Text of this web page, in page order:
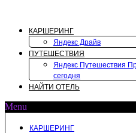
содержимому
КАРШЕРИНГ
Яндекс Драйв
ПУТЕШЕСТВИЯ
Яндекс Путешествия
сегодня
НАЙТИ ОТЕЛЬ
Menu
КАРШЕРИНГ